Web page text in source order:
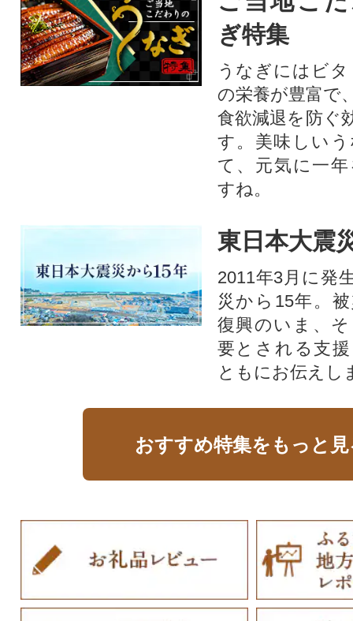
ぎ特集
うなぎにはビ
の栄養が豊富で
食欲減退を防ぐ
す。美味しい
て、元気に一
すね。
東日本大震
2011年3月に発
災から15年。
復興のいま、
要とされる支
ともにお伝えし
おすすめ特集をもっと